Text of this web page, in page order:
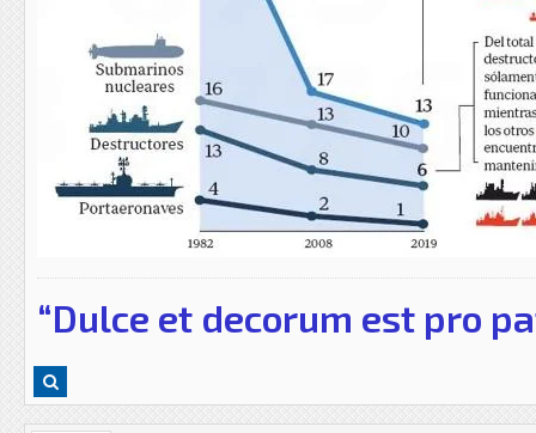
“Dulce et decorum est pro